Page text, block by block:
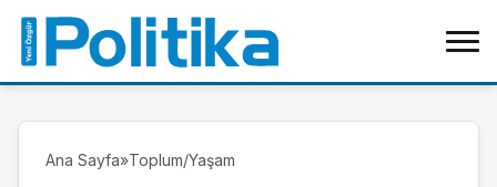
Ana Sayfa»Toplum/Yaşam